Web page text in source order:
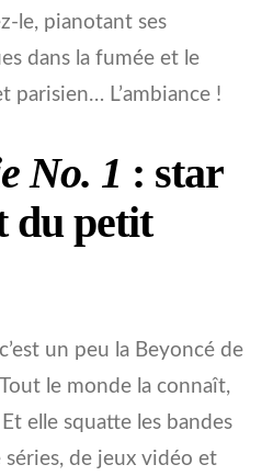
le, pianotant ses
dans la fumée et le
parisien… L’ambiance !
No. 1 : star
du petit
un peu la Beyoncé de
le monde la connaît,
elle squatte les bandes
de jeux vidéo et